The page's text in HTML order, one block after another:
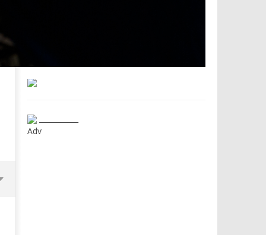
___________
Adv